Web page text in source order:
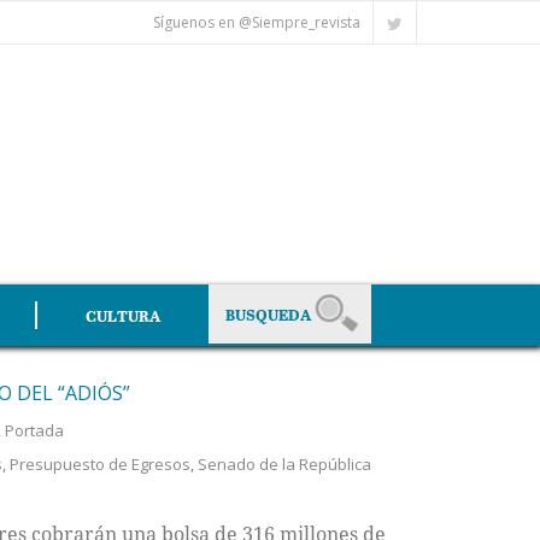
Síguenos en @Siempre_revista
CULTURA
DEL “ADIÓS”
, Portada
, Presupuesto de Egresos, Senado de la República
cobrarán una bolsa de 316 millones de